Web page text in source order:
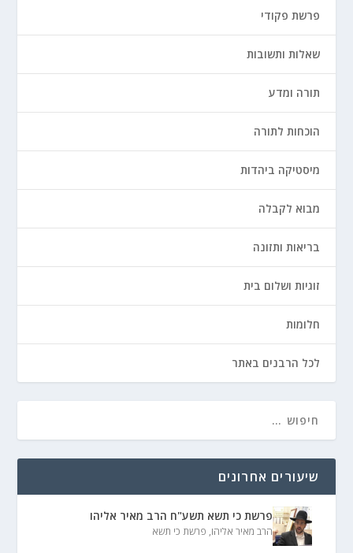
פרשת פקודי
שאלות ותשובות
תורה ומדע
הוכחות לתורה
מיסטיקה ביהדות
מבוא לקבלה
בריאות ותזונה
זוגיות ושלום בית
חלומות
לכל הרבנים באתר
שיעורים אחרונים
פרשת כי תשא תשע"ח הרב מאיר אליהו
הרב מאיר אליהו, פרשת כי תשא